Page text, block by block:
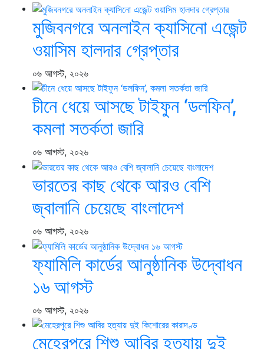
মুজিবনগরে অনলাইন ক্যাসিনো এজেন্ট
ওয়াসিম হালদার গ্রেপ্তার
০৬ আগস্ট, ২০২৬
চীনে ধেয়ে আসছে টাইফুন ‘ডলফিন’,
কমলা সতর্কতা জারি
০৬ আগস্ট, ২০২৬
ভারতের কাছ থেকে আরও বেশি
জ্বালানি চেয়েছে বাংলাদেশ
০৬ আগস্ট, ২০২৬
ফ্যামিলি কার্ডের আনুষ্ঠানিক উদ্বোধন
১৬ আগস্ট
০৬ আগস্ট, ২০২৬
মেহেরপুরে শিশু আবির হত্যায় দুই